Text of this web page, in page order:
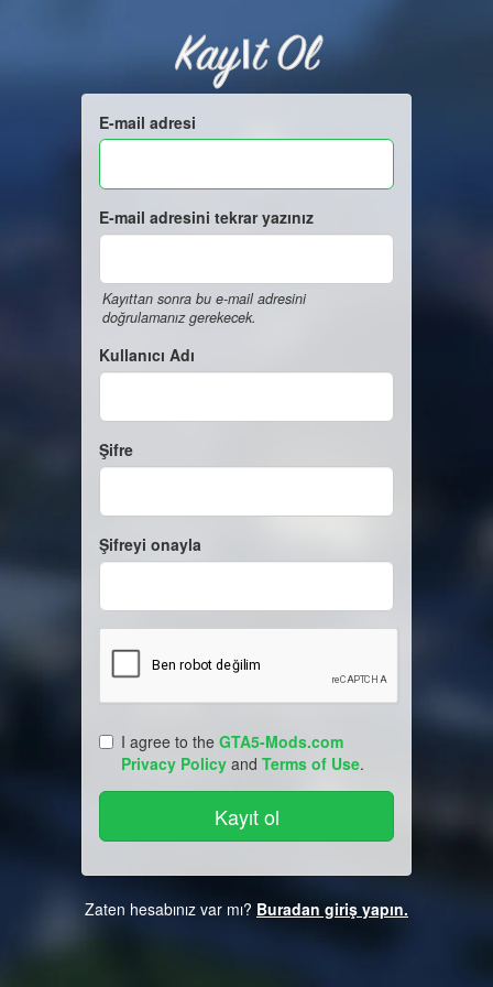
Kayıt Ol
E-mail adresi
E-mail adresini tekrar yazınız
Kayıttan sonra bu e-mail adresini
doğrulamanız gerekecek.
Kullanıcı Adı
Şifre
Şifreyi onayla
I agree to the GTA5-Mods.com
Privacy Policy and Terms of Use.
Zaten hesabınız var mı? Buradan giriş yapın.